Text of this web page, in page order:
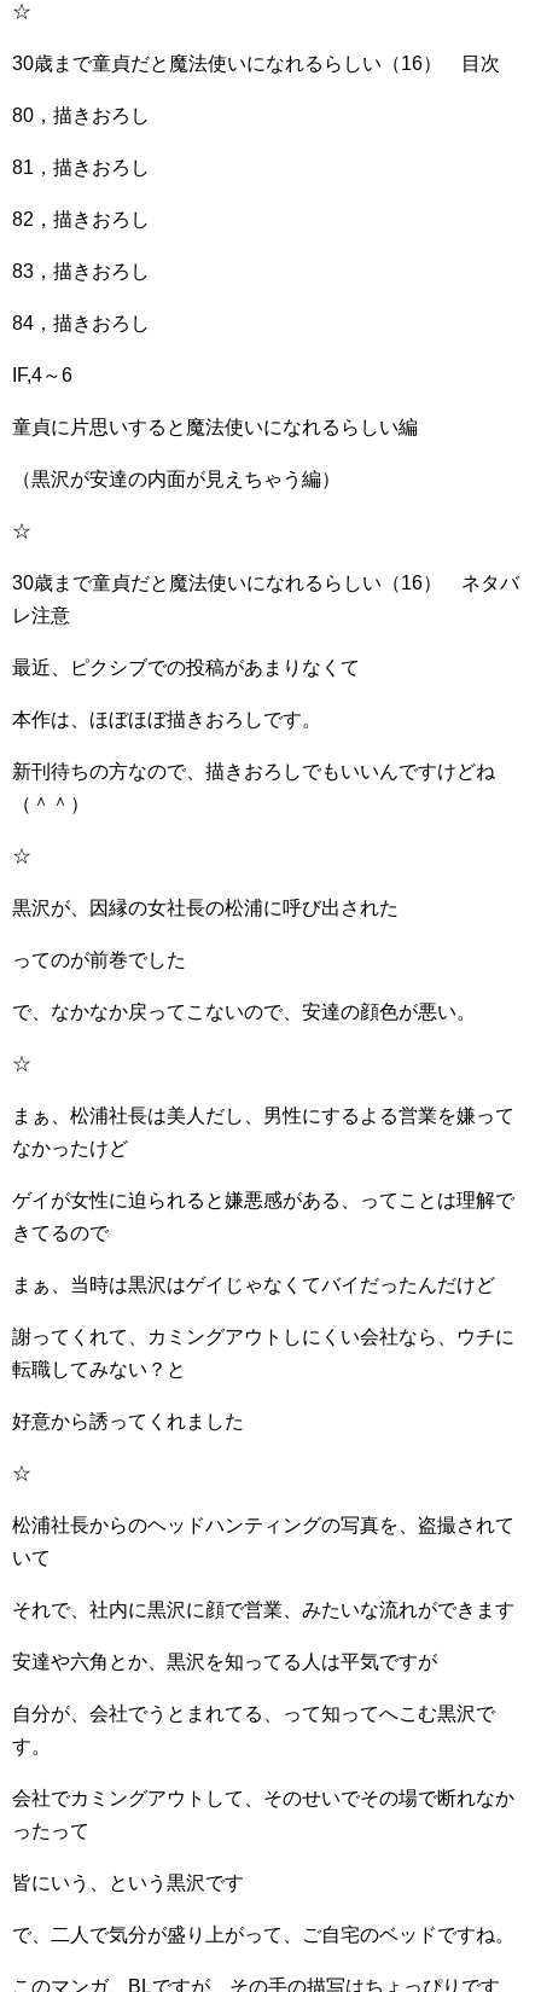
☆
30歳まで童貞だと魔法使いになれるらしい（16） 目次
80，描きおろし
81，描きおろし
82，描きおろし
83，描きおろし
84，描きおろし
IF,4～6
童貞に片思いすると魔法使いになれるらしい編
（黒沢が安達の内面が見えちゃう編）
☆
30歳まで童貞だと魔法使いになれるらしい（16） ネタバ
レ注意
最近、ピクシブでの投稿があまりなくて
本作は、ほぼほぼ描きおろしです。
新刊待ちの方なので、描きおろしでもいいんですけどね
（＾＾）
☆
黒沢が、因縁の女社長の松浦に呼び出された
ってのが前巻でした
で、なかなか戻ってこないので、安達の顔色が悪い。
☆
まぁ、松浦社長は美人だし、男性にするよる営業を嫌って
なかったけど
ゲイが女性に迫られると嫌悪感がある、ってことは理解で
きてるので
まぁ、当時は黒沢はゲイじゃなくてバイだったんだけど
謝ってくれて、カミングアウトしにくい会社なら、ウチに
転職してみない？と
好意から誘ってくれました
☆
松浦社長からのヘッドハンティングの写真を、盗撮されて
いて
それで、社内に黒沢に顔で営業、みたいな流れができます
安達や六角とか、黒沢を知ってる人は平気ですが
自分が、会社でうとまれてる、って知ってへこむ黒沢で
す。
会社でカミングアウトして、そのせいでその場で断れなか
ったって
皆にいう、という黒沢です
で、二人で気分が盛り上がって、ご自宅のベッドですね。
このマンガ、BLですが、その手の描写はちょっぴりです